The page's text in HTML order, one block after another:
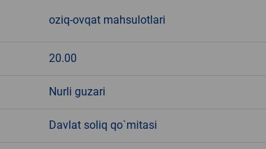
oziq-ovqat mahsulotlari
20.00
Nurli guzari
Davlat soliq qo`mitasi